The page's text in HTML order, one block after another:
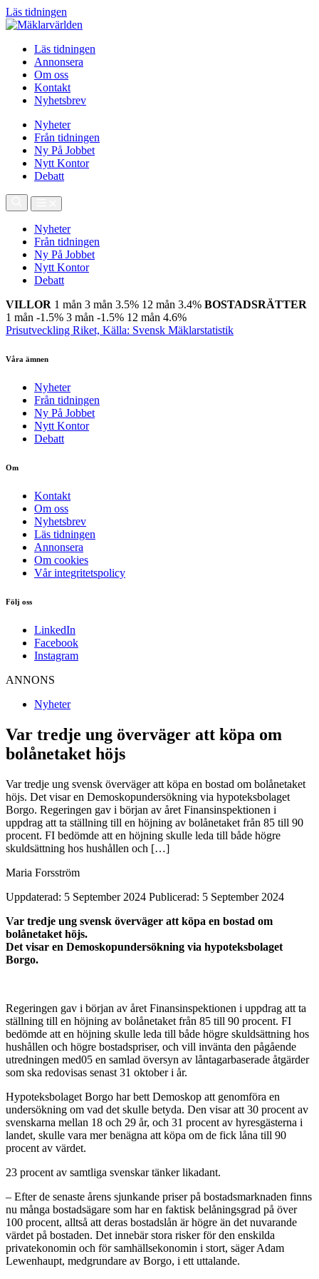
Läs tidningen
Läs tidningen
Annonsera
Om oss
Kontakt
Nyhetsbrev
Nyheter
Från tidningen
Ny På Jobbet
Nytt Kontor
Debatt
Nyheter
Från tidningen
Ny På Jobbet
Nytt Kontor
Debatt
VILLOR 1 mån 3 mån 3.5% 12 mån 3.4% BOSTADSRÄTTER
1 mån -1.5% 3 mån -1.5% 12 mån 4.6%
Prisutveckling Riket, Källa: Svensk Mäklarstatistik
Våra ämnen
Nyheter
Från tidningen
Ny På Jobbet
Nytt Kontor
Debatt
Om
Kontakt
Om oss
Nyhetsbrev
Läs tidningen
Annonsera
Om cookies
Vår integritetspolicy
Följ oss
LinkedIn
Facebook
Instagram
ANNONS
Nyheter
Var tredje ung överväger att köpa om
bolånetaket höjs
Var tredje ung svensk överväger att köpa en bostad om bolånetaket
höjs. Det visar en Demoskopundersökning via hypoteksbolaget
Borgo. Regeringen gav i början av året Finansinspektionen i
uppdrag att ta ställning till en höjning av bolånetaket från 85 till 90
procent. FI bedömde att en höjning skulle leda till både högre
skuldsättning hos hushållen och […]
Maria Forsström
Uppdaterad: 5 September 2024 Publicerad: 5 September 2024
Var tredje ung svensk överväger att köpa en bostad om
bolånetaket höjs.
Det visar en Demoskopundersökning via hypoteksbolaget
Borgo.
Regeringen gav i början av året Finansinspektionen i uppdrag att ta
ställning till en höjning av bolånetaket från 85 till 90 procent. FI
bedömde att en höjning skulle leda till både högre skuldsättning hos
hushållen och högre bostadspriser, och vill invänta den pågående
utredningen med05 en samlad översyn av låntagarbaserade åtgärder
som ska redovisas senast 31 oktober i år.
Hypoteksbolaget Borgo har bett Demoskop att genomföra en
undersökning om vad det skulle betyda. Den visar att 30 procent av
svenskarna mellan 18 och 29 år, och 31 procent av hyresgästerna i
landet, skulle vara mer benägna att köpa om de fick låna till 90
procent av värdet.
23 procent av samtliga svenskar tänker likadant.
– Efter de senaste årens sjunkande priser på bostadsmarknaden finns
nu många bostadsägare som har en faktisk belåningsgrad på över
100 procent, alltså att deras bostadslån är högre än det nuvarande
värdet på bostaden. Det innebär stora risker för den enskilda
privatekonomin och för samhällsekonomin i stort, säger Adam
Lewenhaupt, medgrundare av Borgo, i ett uttalande.